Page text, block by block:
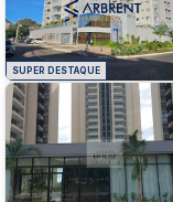
SUPER DESTAQUE